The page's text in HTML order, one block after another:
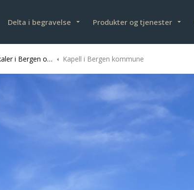
Delta i begravelse Produkter og tjenester
og Øygarden kommune Kapell i Bergen kommune